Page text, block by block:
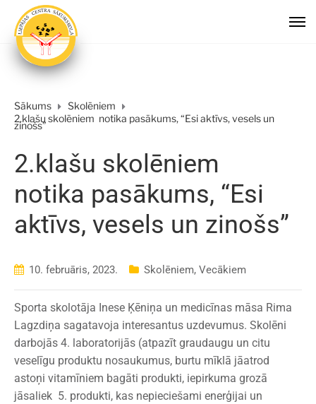
Sākums
Skolēniem
2.klašu skolēniem notika pasākums, “Esi aktīvs, vesels un
zinošs”
2.klašu skolēniem
notika pasākums, “Esi
aktīvs, vesels un zinošs”
10. februāris, 2023. Skolēniem, Vecākiem
Sporta skolotāja Inese Ķēniņa un medicīnas māsa Rima
Lagzdiņa sagatavoja interesantus uzdevumus. Skolēni
darbojās 4. laboratorijās (atpazīt graudaugu un citu
veselīgu produktu nosaukumus, burtu mīklā jāatrod
astoņi vitamīniem bagāti produkti, iepirkuma grozā
jāsaliek 5. produkti, kas nepieciešami enerģijai un